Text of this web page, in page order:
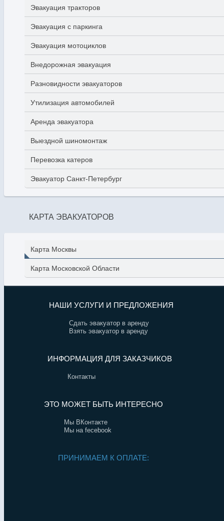
Эвакуация тракторов
Эвакуация с паркинга
Эвакуация мотоциклов
Внедорожная эвакуация
Разновидности эвакуаторов
Утилизация автомобилей
Аренда эвакуатора
Выездной шиномонтаж
Перевозка катеров
Эвакуатор Санкт-Петербург
КАРТА ЭВАКУАТОРОВ
Карта Москвы
Карта Московской Области
НАШИ УСЛУГИ И ПРЕДЛОЖЕНИЯ
Сдать эвакуатор в аренду
Взять эвакуатор в аренду
ИНФОРМАЦИЯ ДЛЯ ЗАКАЗЧИКОВ
Контакты
ЭТО МОЖЕТ БЫТЬ ИНТЕРЕСНО
Мы ВКонтакте
Мы на fecebook
ПРИНИМАЕМ К ОПЛАТЕ: